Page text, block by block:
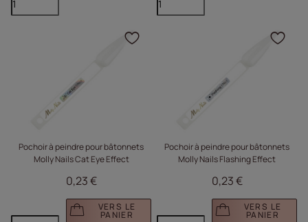
Pochoir à peindre pour bâtonnets
Molly Nails Cat Eye Effect
0,23 €
VERS LE
PANIER
Cliquez pour ajouter
Pochoir à peindre pour bâtonnets
Molly Nails Flashing Effect
0,23 €
VERS LE
PANIER